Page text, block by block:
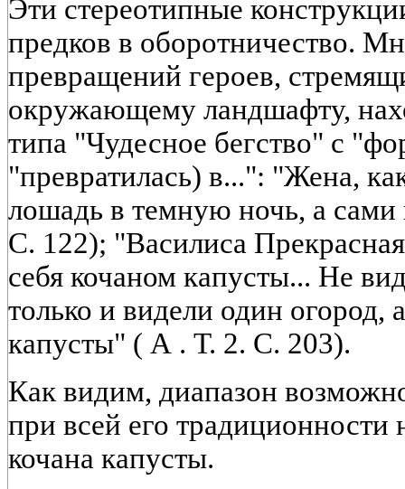
Эти стереотипные
предков в оборотничество.
превращений героев,
окружающему ландшафту,
типа "Чудесное бегство" с
"превратилась) в...": "Жена,
лошадь в темную ночь, а
С. 122); "Василиса
себя кочаном капусты... Не
только и видели один огород,
капусты" ( А . Т. 2. С. 203).
Как видим, диапазон
при всей его традиционности
кочана капусты.